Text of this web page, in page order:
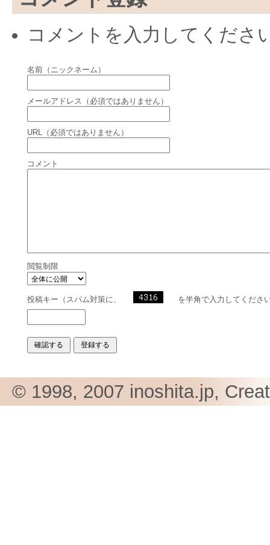
コメントを入力してくださ
名前（ニックネーム）
メールアドレス（必須ではありません）
URL（必須ではありません）
コメント
閲覧制限
投稿キー（スパム対策に、 を半角で入力してくださ
© 1998, 2007 inoshita.jp,